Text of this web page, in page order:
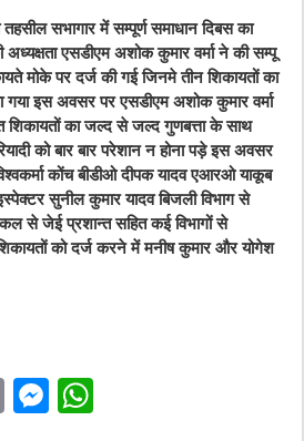
सभागार में सम्पूर्ण समाधान दिबस का
एसडीएम अशोक कुमार वर्मा ने की सम्पू
मोके पर दर्ज की गई जिनमे तीन शिकायतों का
गया इस अवसर पर एसडीएम अशोक कुमार वर्मा
शिकायतों का जल्द से जल्द गुणबत्ता के साथ
को बार बार परेशान न होना पड़े इस अवसर
कोंच बीडीओ दीपक यादव एआरओ याकूब
सुनील कुमार यादव बिजली विभाग से
से जेई प्रशान्त सहित कई विभागों से
को दर्ज करने में मनीष कुमार और योगेश
E
M